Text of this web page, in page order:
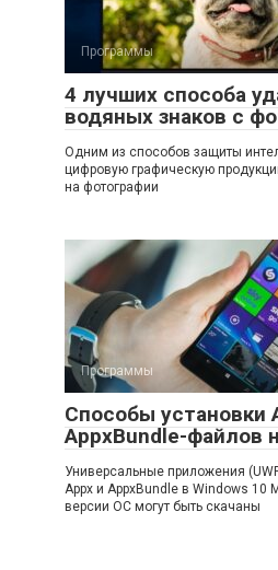
Программы
4 лучших способа
водяных знаков с
Одним из способов защиты
цифровую графическую
на фотографии
Программы
Способы установки
AppxBundle-файлов
Универсальные приложения
Appx и AppxBundle в Windows 10
версии ОС могут быть скачаны